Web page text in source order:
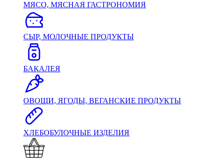
МЯСО, МЯСНАЯ ГАСТРОНОМИЯ
СЫР, МОЛОЧНЫЕ ПРОДУКТЫ
БАКАЛЕЯ
ОВОЩИ, ЯГОДЫ, ВЕГАНСКИЕ ПРОДУКТЫ
ХЛЕБОБУЛОЧНЫЕ ИЗДЕЛИЯ